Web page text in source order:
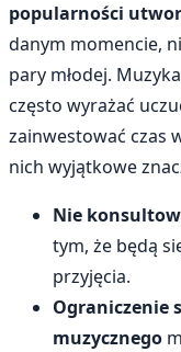
popularności
danym momencie,
pary młodej.
często wyrażać
zainwestować czas
nich wyjątkowe
Nie
tym, że będą
przyjęcia.
Ograniczenie
muzycznego